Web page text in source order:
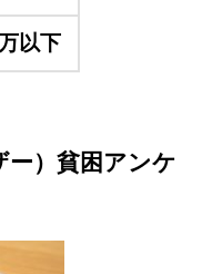
以下
ー）貧困アンケ